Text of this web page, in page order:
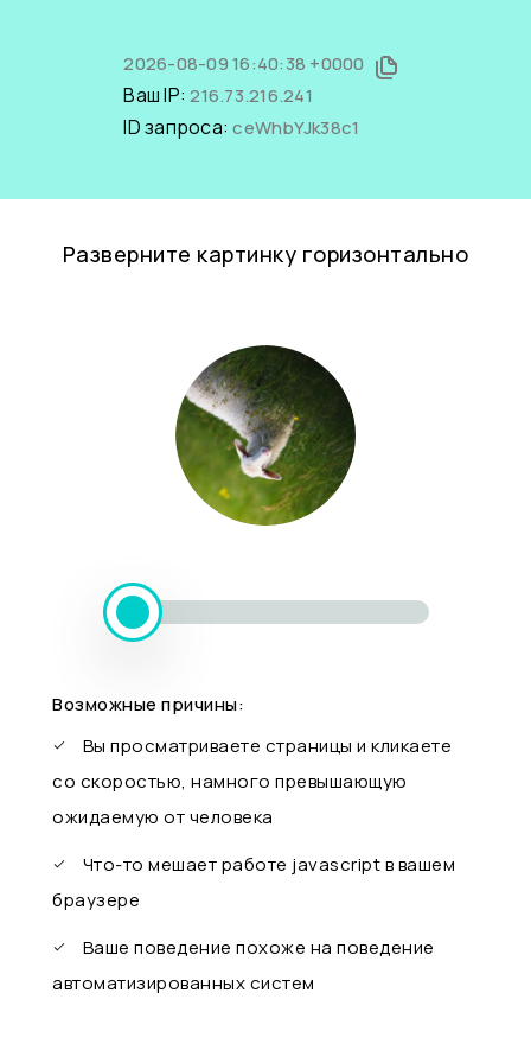
2026-08-09 16:40:38 +0000
Ваш IP:216.73.216.241
ID запроса:ceWhbYJk38c1
Разверните картинку горизонтально
Возможные причины:
Вы просматриваете страницы и кликаете
со скоростью, намного превышающую
ожидаемую от человека
Что-то мешает работе javascript в вашем
браузере
Ваше поведение похоже на поведение
автоматизированных систем